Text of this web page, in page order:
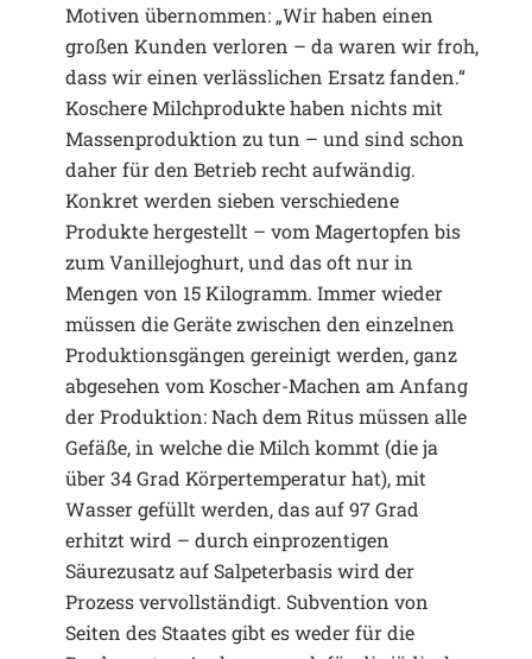
Motiven übernommen: „Wir haben einen
großen Kunden verloren – da waren wir froh,
dass wir einen verlässlichen Ersatz fanden.“
Koschere Milchprodukte haben nichts mit
Massenproduktion zu tun – und sind schon
daher für den Betrieb recht aufwändig.
Konkret werden sieben verschiedene
Produkte hergestellt – vom Magertopfen bis
zum Vanillejoghurt, und das oft nur in
Mengen von 15 Kilogramm. Immer wieder
müssen die Geräte zwischen den einzelnen
Produktionsgängen gereinigt werden, ganz
abgesehen vom Koscher-Machen am Anfang
der Produktion: Nach dem Ritus müssen alle
Gefäße, in welche die Milch kommt (die ja
über 34 Grad Körpertemperatur hat), mit
Wasser gefüllt werden, das auf 97 Grad
erhitzt wird – durch einprozentigen
Säurezusatz auf Salpeterbasis wird der
Prozess vervollständigt. Subvention von
Seiten des Staates gibt es weder für die